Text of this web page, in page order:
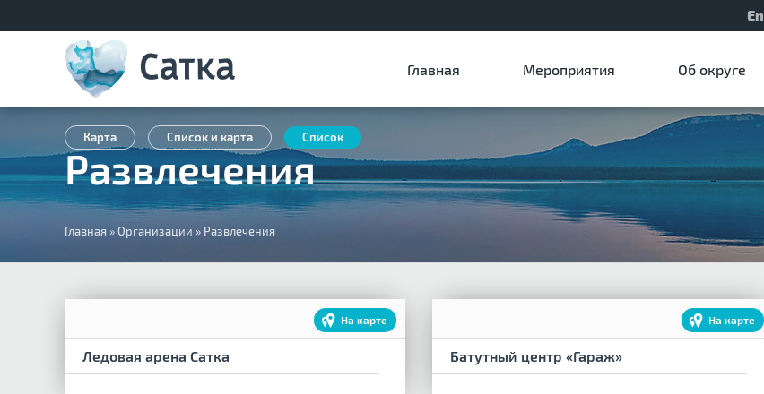
En
Главная Мероприятия Об округе
Карта Список и карта Список
Развлечения
Вы
здесь
Главная »Организации » Развлечения
На карте
Ледовая арена Сатка
На карте
Батутный центр «Гараж»